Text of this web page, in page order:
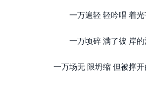
一万遍轻 轻吟唱 着
一万顷碎 满了彼 岸
一万场无 限坍缩 但被撑